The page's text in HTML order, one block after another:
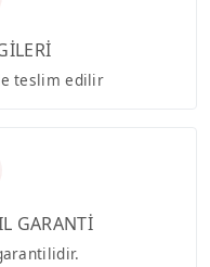
teslim edilir
GARANTİ